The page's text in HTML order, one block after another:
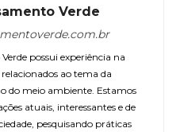
Verde
possui experiência na
ao tema da
do meio ambiente. Estamos
atuais, interessantes e de
pesquisando práticas